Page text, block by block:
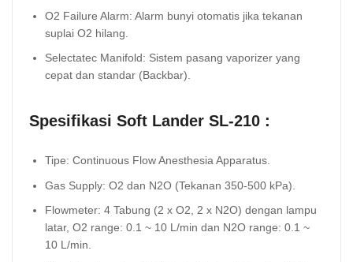
O2 Failure Alarm: Alarm bunyi otomatis jika tekanan
suplai O2 hilang.
Selectatec Manifold: Sistem pasang vaporizer yang
cepat dan standar (Backbar).
Spesifikasi Soft Lander SL-210 :
Tipe: Continuous Flow Anesthesia Apparatus.
Gas Supply: O2 dan N2O (Tekanan 350-500 kPa).
Flowmeter: 4 Tabung (2 x O2, 2 x N2O) dengan lampu
latar, O2 range: 0.1 ~ 10 L/min dan N2O range: 0.1 ~
10 L/min.